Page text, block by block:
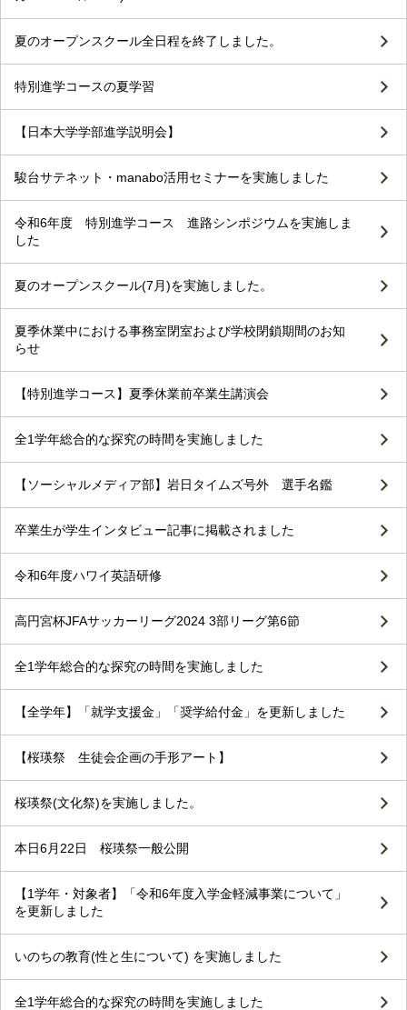
夏のオープンスクール全日程を終了しました。
特別進学コースの夏学習
【日本大学学部進学説明会】
駿台サテネット・manabo活用セミナーを実施しました
令和6年度 特別進学コース 進路シンポジウムを実施しま
した
夏のオープンスクール(7月)を実施しました。
夏季休業中における事務室閉室および学校閉鎖期間のお知
らせ
【特別進学コース】夏季休業前卒業生講演会
全1学年総合的な探究の時間を実施しました
【ソーシャルメディア部】岩日タイムズ号外 選手名鑑
卒業生が学生インタビュー記事に掲載されました
令和6年度ハワイ英語研修
高円宮杯JFAサッカーリーグ2024 3部リーグ第6節
全1学年総合的な探究の時間を実施しました
【全学年】「就学支援金」「奨学給付金」を更新しました
【桜瑛祭 生徒会企画の手形アート】
桜瑛祭(文化祭)を実施しました。
本日6月22日 桜瑛祭一般公開
【1学年・対象者】「令和6年度入学金軽減事業について」
を更新しました
いのちの教育(性と生について) を実施しました
全1学年総合的な探究の時間を実施しました